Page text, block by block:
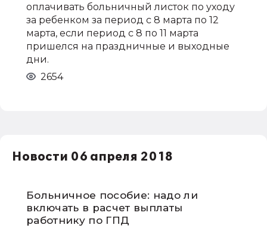
оплачивать больничный листок по уходу
за ребенком за период с 8 марта по 12
марта, если период с 8 по 11 марта
пришелся на праздничные и выходные
дни.
2654
Новости 06 апреля 2018
Больничное пособие: надо ли
включать в расчет выплаты
работнику по ГПД